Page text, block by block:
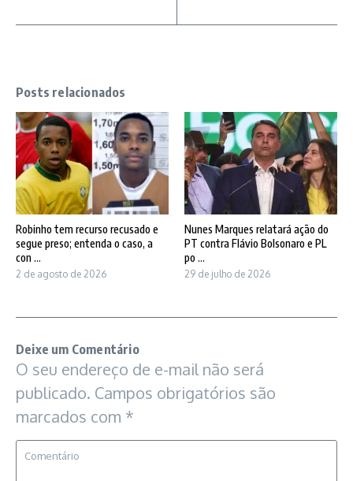
Posts relacionados
Robinho tem recurso recusado e
segue preso; entenda o caso, a
con ...
2 de agosto de 2026
Nunes Marques relatará ação do
PT contra Flávio Bolsonaro e PL
po ...
29 de julho de 2026
Deixe um Comentário
O seu endereço de e-mail não será
publicado. Campos obrigatórios são
marcados com *